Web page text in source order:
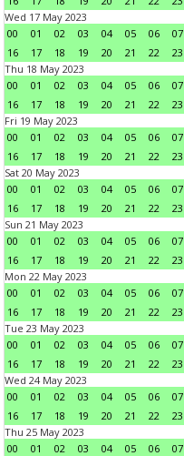
Wed 17 May 2023
00
01 02 03 04 05 06 07
16
17 18 19 20 21 22
23
Thu 18 May 2023
00
01 02 03 04 05 06 07
16
17 18 19 20 21 22
23
Fri 19 May 2023
00
01 02 03 04 05 06 07
16
17 18 19 20 21 22
23
Sat 20 May 2023
00
01 02 03 04 05 06 07
16
17 18 19 20 21 22
23
Sun 21 May 2023
00
01 02 03 04 05 06 07
16
17 18 19 20 21 22
23
Mon 22 May 2023
00
01 02 03 04 05 06 07
16
17 18 19 20 21 22
23
Tue 23 May 2023
00
01 02 03 04 05 06 07
16
17 18 19 20 21 22
23
Wed 24 May 2023
00
01 02 03 04 05 06 07
16
17 18 19 20 21 22
23
Thu 25 May 2023
00
01 02 03 04 05 06 07